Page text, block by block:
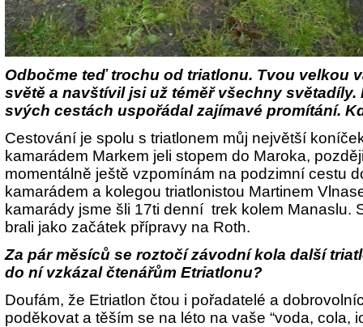
Odbočme teď trochu od triatlonu. Tvou velkou
světě a navštívil jsi už téměř všechny světadíly.
svých cestách uspořádal zajímavé promítání.
Cestování je spolu s triatlonem můj největší
kamarádem Markem jeli stopem do Maroka,
momentálně ještě vzpomínám na podzimní cestu
kamarádem a kolegou triatlonistou Martinem
kamarády jsme šli 17ti denní trek kolem Manaslu.
brali jako začátek přípravy na Roth.
Za pár měsíců se roztočí závodní kola další
do ní vzkázal čtenářům Etriatlonu?
Doufám, že Etriatlon čtou i pořadatelé a
poděkovat a těším se na léto na vaše “voda, cola,